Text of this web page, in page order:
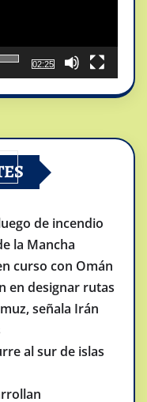
02:25
de incendio
la Mancha
curso con Omán
en designar rutas
señala Irán
al sur de islas